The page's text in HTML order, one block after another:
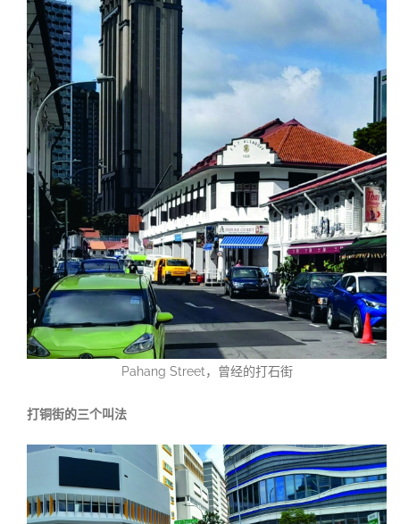
Pahang Street，曾经的打石街
打铜街的三个叫法